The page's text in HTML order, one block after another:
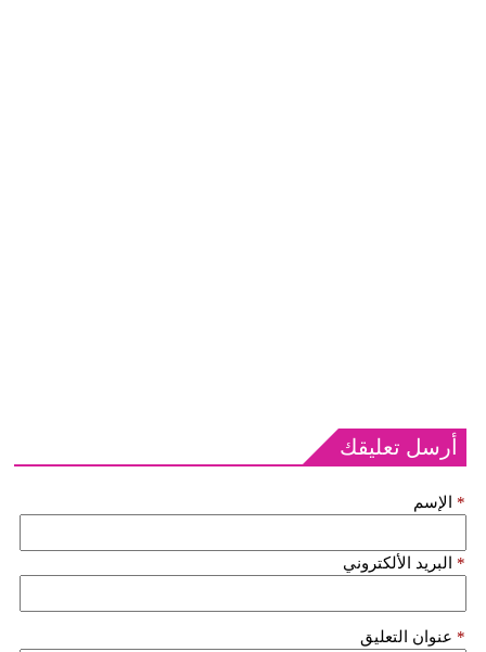
أرسل تعليقك
الإسم *
البريد الألكتروني *
عنوان التعليق *